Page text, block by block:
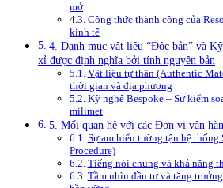
mở
Công thức thành công của
kinh tế
4. Danh mục vật liệu “Độc bản” và
xỉ được định nghĩa bởi tính nguyên bản
Vật liệu tự thân (Authentic
thời gian và địa phương
Kỹ nghệ Bespoke – Sự kiểm
milimet
5. Mối quan hệ với các Đơn vị vận
Sự am hiểu tường tận hệ thống
Procedure)
Tiếng nói chung và khả năng
Tầm nhìn đầu tư và tăng